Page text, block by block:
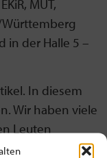
MUT,
Württemberg
in der Halle 5 –
In diesem
Wir haben viele
Leuten
interessant und